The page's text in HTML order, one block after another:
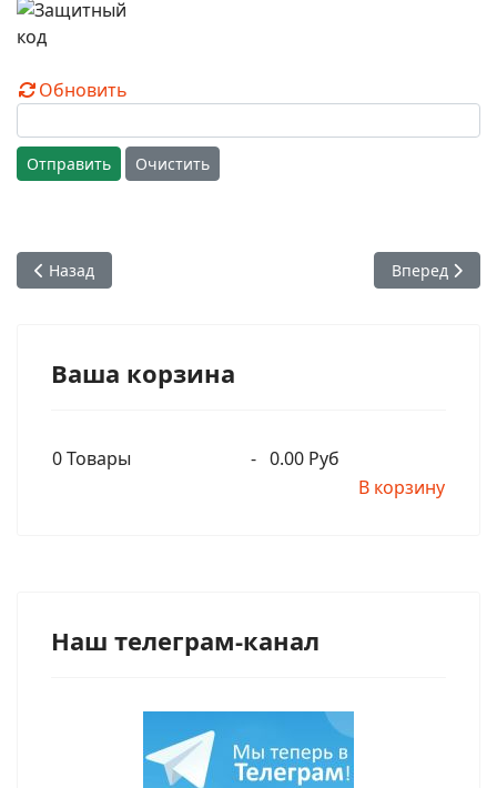
Обновить
Отправить Очистить
Предыдущий: Мы должны молиться о том чтобы все время
Назад Следующий:
Вперед
Ваша корзина
0Товары - 0.00 Руб
В корзину
Наш телеграм-канал